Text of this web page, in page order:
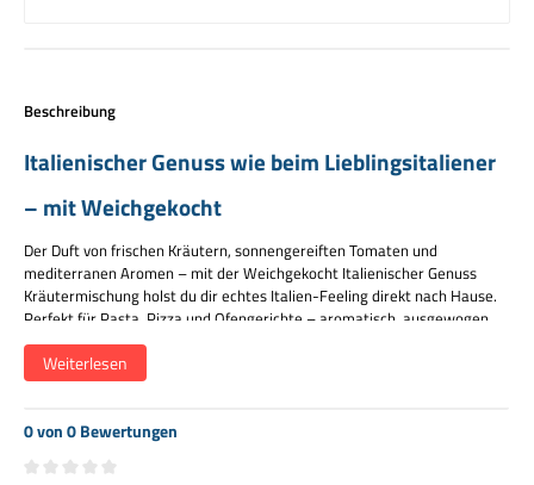
Beschreibung
Italienischer Genuss wie beim Lieblingsitaliener
– mit Weichgekocht
Der Duft von frischen Kräutern, sonnengereiften Tomaten und
mediterranen Aromen – mit der Weichgekocht Italienischer Genuss
Kräutermischung holst du dir echtes Italien-Feeling direkt nach Hause.
Perfekt für Pasta, Pizza und Ofengerichte – aromatisch, ausgewogen
und voller Geschmack.
Mediterran würzig · aromatisch · mit feiner Chili-Note
Weiterlesen
0 von 0 Bewertungen